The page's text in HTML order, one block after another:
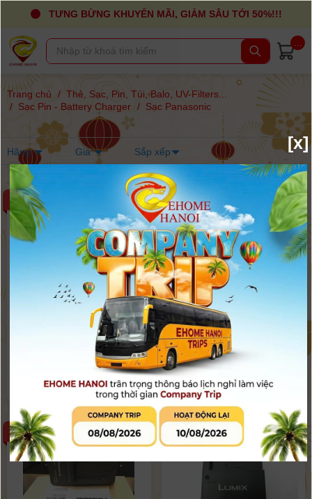
TƯNG BỪNG KHUYẾN MÃI, GIẢM SÂU TỚI 50%!!!
Trang chủ / Thẻ, Sạc, Pin, Túi, Balo, UV-Filters...
/ Sạc Pin - Battery Charger / Sạc Panasonic
Hãng Giá Sắp xếp
-13%
300.000đ
Còn hàng
Sạc Panasonic DE A94
250.000đ
Còn hàng
-17%
[x]